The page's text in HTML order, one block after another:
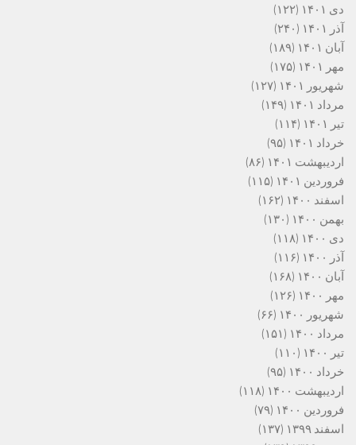
دی ۱۴۰۱
(۱۲۲)
آذر ۱۴۰۱
(۲۴۰)
آبان ۱۴۰۱
(۱۸۹)
مهر ۱۴۰۱
(۱۷۵)
شهریور ۱۴۰۱
(۱۲۷)
مرداد ۱۴۰۱
(۱۴۹)
تیر ۱۴۰۱
(۱۱۴)
خرداد ۱۴۰۱
(۹۵)
اردیبهشت ۱۴۰۱
(۸۶)
فروردین ۱۴۰۱
(۱۱۵)
اسفند ۱۴۰۰
(۱۶۲)
بهمن ۱۴۰۰
(۱۳۰)
دی ۱۴۰۰
(۱۱۸)
آذر ۱۴۰۰
(۱۱۶)
آبان ۱۴۰۰
(۱۶۸)
مهر ۱۴۰۰
(۱۲۶)
شهریور ۱۴۰۰
(۶۶)
مرداد ۱۴۰۰
(۱۵۱)
تیر ۱۴۰۰
(۱۱۰)
خرداد ۱۴۰۰
(۹۵)
اردیبهشت ۱۴۰۰
(۱۱۸)
فروردین ۱۴۰۰
(۷۹)
اسفند ۱۳۹۹
(۱۳۷)